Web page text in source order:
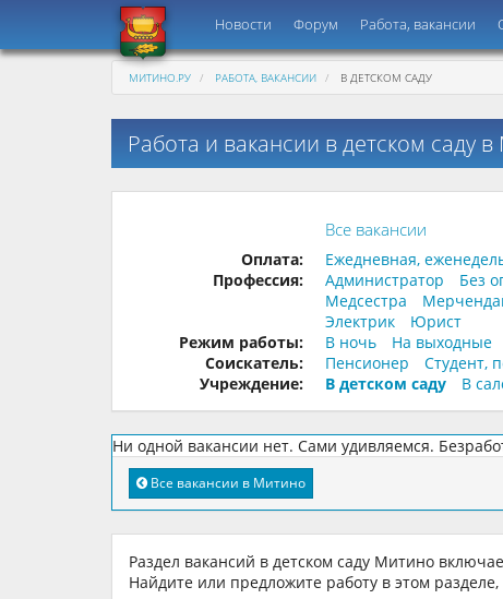
Новости Форум Работа, вакансии
МИТИНО.РУ РАБОТА, ВАКАНСИИ В ДЕТСКОМ САДУ
Работа и вакансии в детском саду
Все вакансии
Оплата:
Ежедневная,
Профессия:
Администратор Без
Медсестра
Электрик
Юрист
Режим работы:
В ночь На выходные
Соискатель:
Пенсионер
Студент,
Учреждение:
В детском саду В
Ни одной вакансии нет. Сами удивляемся.
Все вакансии в Митино
Раздел вакансий в детском саду Митино
Найдите или предложите работу в этом